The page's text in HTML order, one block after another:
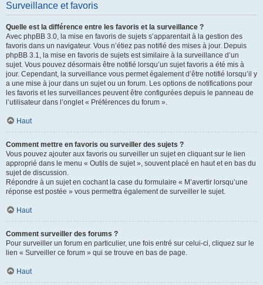
Surveillance et favoris
Quelle est la différence entre les favoris et la surveillance ?
Avec phpBB 3.0, la mise en favoris de sujets s’apparentait à la gestion des
favoris dans un navigateur. Vous n’étiez pas notifié des mises à jour. Depuis
phpBB 3.1, la mise en favoris de sujets est similaire à la surveillance d’un
sujet. Vous pouvez désormais être notifié lorsqu’un sujet favoris a été mis à
jour. Cependant, la surveillance vous permet également d’être notifié lorsqu’il y
a une mise à jour dans un sujet ou un forum. Les options de notifications pour
les favoris et les surveillances peuvent être configurées depuis le panneau de
l’utilisateur dans l’onglet « Préférences du forum ».
Haut
Comment mettre en favoris ou surveiller des sujets ?
Vous pouvez ajouter aux favoris ou surveiller un sujet en cliquant sur le lien
approprié dans le menu « Outils de sujet », souvent placé en haut et en bas du
sujet de discussion.
Répondre à un sujet en cochant la case du formulaire « M’avertir lorsqu’une
réponse est postée » vous permettra également de surveiller le sujet.
Haut
Comment surveiller des forums ?
Pour surveiller un forum en particulier, une fois entré sur celui-ci, cliquez sur le
lien « Surveiller ce forum » qui se trouve en bas de page.
Haut